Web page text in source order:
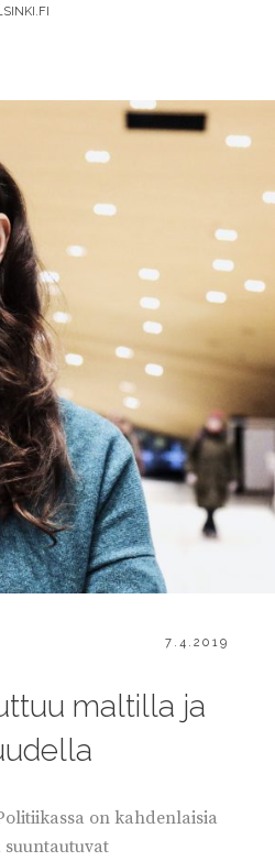
POSTED
7.4.2019
maltilla ja
on kahdenlaisia
suuntautuvat